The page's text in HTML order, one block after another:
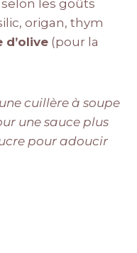
selon les goûts
origan, thym
d’olive (pour la
cuillère à soupe
une sauce plus
pour adoucir